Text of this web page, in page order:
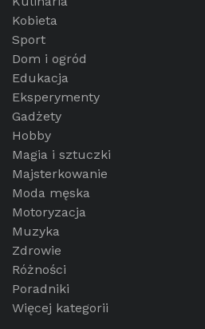
Kobieta
Sport
Dom i ogród
Edukacja
Eksperymenty
Gadżety
Hobby
Magia i sztuczki
Majsterkowanie
Moda męska
Motoryzacja
Muzyka
Zdrowie
Różności
Poradniki
Więcej kategorii